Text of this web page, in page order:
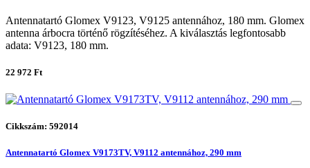
Antennatartó Glomex V9123, V9125 antennához, 180 mm. Glomex
antenna árbocra történő rögzítéséhez. A kiválasztás legfontosabb
adata: V9123, 180 mm.
22 972 Ft
Cikkszám: 592014
Antennatartó Glomex V9173TV, V9112 antennához, 290 mm